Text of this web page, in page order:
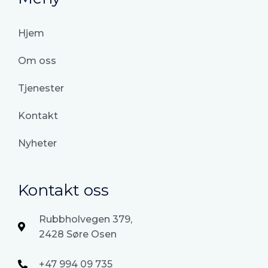
Hjem
Om oss
Tjenester
Kontakt
Nyheter
Kontakt oss
Rubbholvegen 379,
2428 Søre Osen
+47 994 09 735